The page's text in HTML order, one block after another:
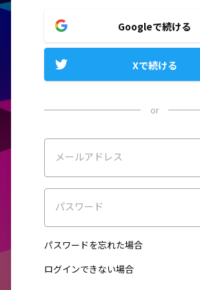
Googleで続ける
Xで続ける
or
メールアドレス
パスワード
パスワードを忘れた場合
ログインできない場合